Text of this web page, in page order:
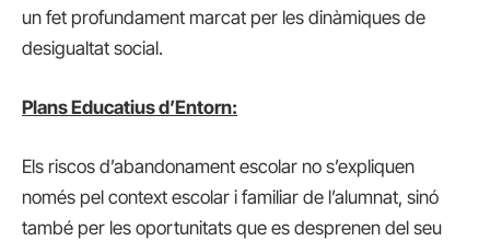
un fet profundament marcat per les dinàmiques de
desigualtat social.
Plans Educatius d’Entorn:
Els riscos d’abandonament escolar no s’expliquen
només pel context escolar i familiar de l’alumnat, sinó
també per les oportunitats que es desprenen del seu